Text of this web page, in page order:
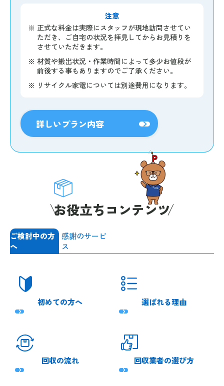
注意
※ 正式な料金は実際にスタッフが現地訪問させてい
ただき、ご自宅の状況を拝見してからお見積りを
させていただきます。
※ 材質や搬出状況・作業時間によって多少お値段が
前後する事もありますのでご了承ください。
※ リサイクル家電については別途費用になります。
詳しいプラン内容
お役立ちコンテンツ
ご検討中の方
へ
感謝のサービ
ス
初めての方へ 選ばれる理由
回収の流れ 回収業者の選び方